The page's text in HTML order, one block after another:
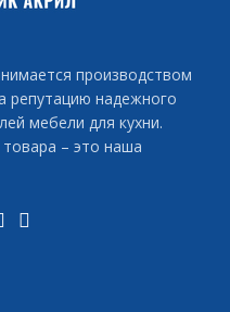
производством
репутацию надежного
мебели для кухни.
– это наша